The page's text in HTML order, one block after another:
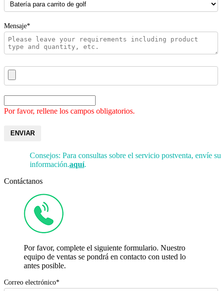
Mensaje*
Por favor, rellene los campos obligatorios.
ENVIAR
Consejos: Para consultas sobre el servicio postventa, envíe su
información.aquí.
Contáctanos
Por favor, complete el siguiente formulario. Nuestro
equipo de ventas se pondrá en contacto con usted lo
antes posible.
Correo electrónico*